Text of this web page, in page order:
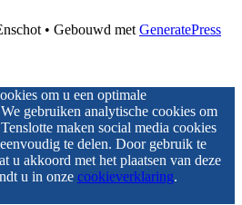
• Gebouwd met GeneratePress
om u een optimale
gebruiken analytische cookies om
maken social media cookies
te delen. Door gebruik te
u akkoord met het plaatsen van deze
u in onze cookieverklaring.